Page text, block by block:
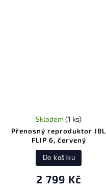
Přenosný reproduktor JBL
FLIP 6, červený
Skladem(1 ks)
2 799 Kč
Do košíku